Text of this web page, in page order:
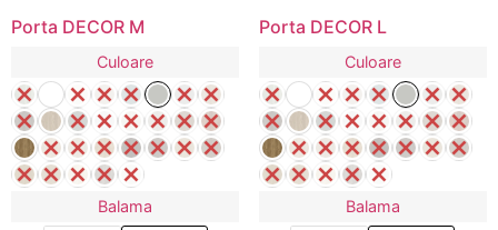
Porta DECOR M
Culoare
Balama
Porta DECOR L
Culoare
Balama